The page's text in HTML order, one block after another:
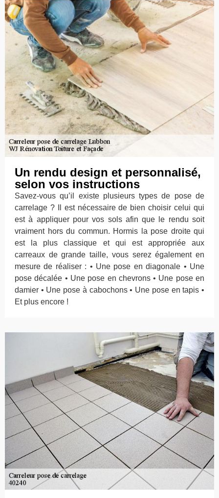
Un rendu design et personnalisé,
selon vos instructions
Savez-vous qu’il existe plusieurs types de pose de
carrelage ? Il est nécessaire de bien choisir celui qui
est à appliquer pour vos sols afin que le rendu soit
vraiment hors du commun. Hormis la pose droite qui
est la plus classique et qui est appropriée aux
carreaux de grande taille, vous serez également en
mesure de réaliser : • Une pose en diagonale • Une
pose décalée • Une pose en chevrons • Une pose en
damier • Une pose à cabochons • Une pose en tapis •
Et plus encore !